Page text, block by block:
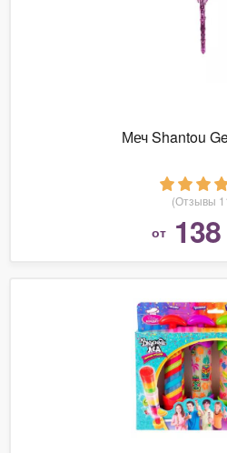
Меч Shantou
(Отзывы
от 138